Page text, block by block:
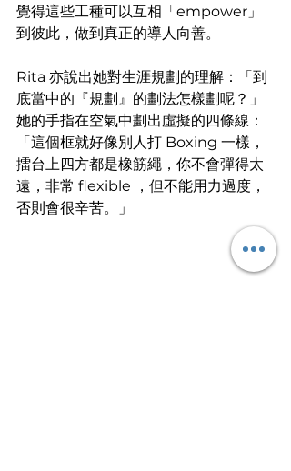
覺得這些工種可以互相「empower」
到彼此，做到真正的導人向善。
Rita 亦說出她對生涯規劃的理解：「到
底當中的『規劃』的劃法怎樣劃呢？」
她的手指在空氣中劃出虛擬的四條線：
「這個框就好像別人打 Boxing 一樣，
擂台上四方都是橡筋繩，你不會彈得太
遠，非常 flexible ，但不能用力過度，
否則會很辛苦。」